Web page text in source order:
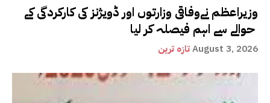
وزیراعظم نےوفاقی وزارتوں اور ڈویژنز کی کارکردگی کے
تازہ ترینAugust 3, 2026